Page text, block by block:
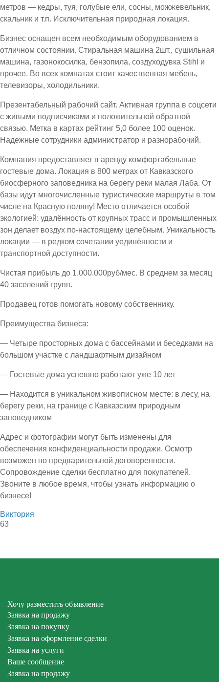
метров — кедры, туя, голубые ели, сосны, можжевельник,
скальник и т.п. Исключительная природная локация.
Бизнес оснащен всем необходимым оборудованием в
отличном состоянии. Стиральная машина 2шт., сушильная
машина, газонокосилка, бензопила, создуходувка Stihl и
прочее. Во всех комнатах стоит качественная мебель,
телевизоры, холодильники.
Презентабельный рабочий сайт. Активная группа в соцсети
с живыми подписчиками и положительной обратной
связью. Метка в картах рейтинг 5,0 более 100 оценок.
Надежные сотрудники администратор и разнорабочий.
Компания предоставляет в аренду комфортабельные
гостевые дома. Локация в 800 метрах от Кавказского
биосферного заповедника на берегу реки малая Лаба. От
базы идут многочисленные туристические маршруты в том
числе на Красную поляну! Место отличается особой
экологией: удалённость от крупных трасс и промышленных
зон делает воздух по-настоящему целебным. Уникальность
локации — в редком сочетании уединённости и
транспортной доступности.
Чистая прибыль до 1.000.000руб/мес. В среднем за месяц
40 заселений групп.
Продавец готов помогать новому собственнику.
Преимущества бизнеса:
— Четыре просторных дома с бассейнами и беседками на
большом участке с ландшафтным дизайном
— Гостевые дома успешно работают уже 10 лет
— Находится в уникальном живописном месте: в лесу, на
берегу реки, на границе с Кавказским природным
заповедником
Адрес и фотографии могут быть изменены для
обеспечения конфиденциальности продажи. Осмотр
возможен по предварительной договоренности.
Сопровождение сделки бесплатно для покупателей.
Звоните в любое время, чтобы узнать информацию о
бизнесе!
Виктория
63
Хочу разместить объявление
Заявка на продажу
Заявка на покупку
Заявка на оформление сделки
Заявка на услуги
Ваше сообщение
Заявка на продажу